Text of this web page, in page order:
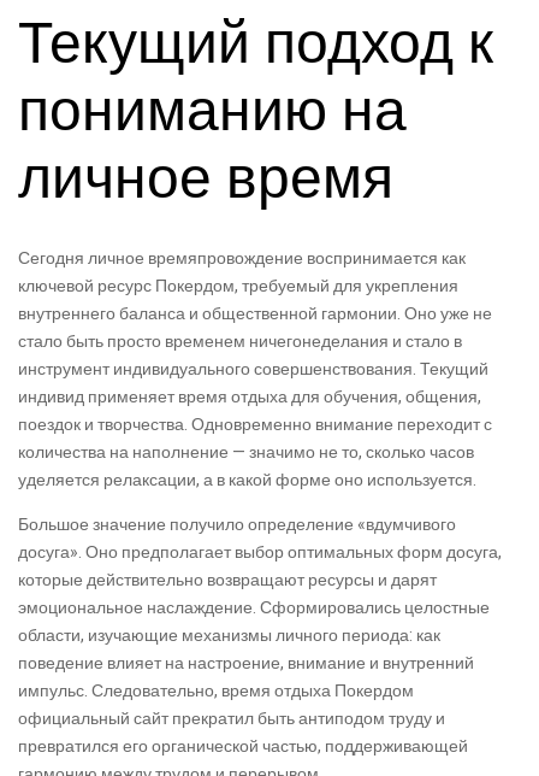
Текущий подход к
пониманию на
личное время
Сегодня личное времяпровождение воспринимается как
ключевой ресурс Покердом, требуемый для укрепления
внутреннего баланса и общественной гармонии. Оно уже не
стало быть просто временем ничегонеделания и стало в
инструмент индивидуального совершенствования. Текущий
индивид применяет время отдыха для обучения, общения,
поездок и творчества. Одновременно внимание переходит с
количества на наполнение — значимо не то, сколько часов
уделяется релаксации, а в какой форме оно используется.
Большое значение получило определение «вдумчивого
досуга». Оно предполагает выбор оптимальных форм досуга,
которые действительно возвращают ресурсы и дарят
эмоциональное наслаждение. Сформировались целостные
области, изучающие механизмы личного периода: как
поведение влияет на настроение, внимание и внутренний
импульс. Следовательно, время отдыха Покердом
официальный сайт прекратил быть антиподом труду и
превратился его органической частью, поддерживающей